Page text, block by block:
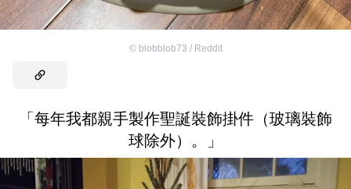
© blobblob73 / Reddit
「每年我都親手製作聖誕裝飾掛件（玻璃裝飾
球除外）。」